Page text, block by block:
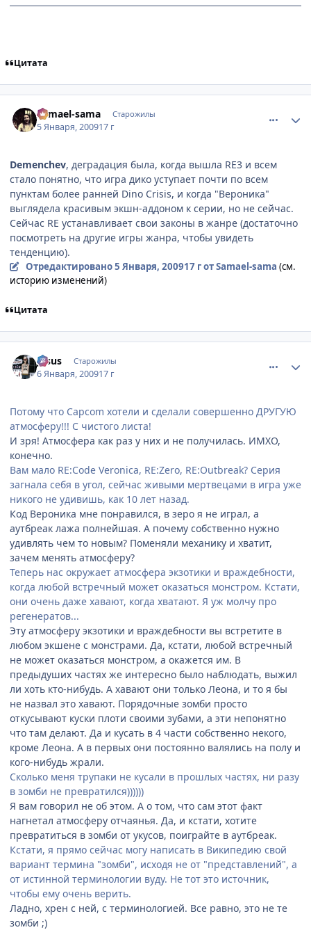
Цитата
Samael-sama Старожилы
5 Января, 200917 г
Demenchev, деградация была, когда вышла RE3 и всем
стало понятно, что игра дико уступает почти по всем
пунктам более ранней Dino Crisis, и когда "Вероника"
выглядела красивым экшн-аддоном к серии, но не сейчас.
Сейчас RE устанавливает свои законы в жанре (достаточно
посмотреть на другие игры жанра, чтобы увидеть
тенденцию).
Отредактировано5 Января, 200917 гот Samael-sama (см.
историю изменений)
Цитата
Jesus Старожилы
6 Января, 200917 г
Потому что Capcom хотели и сделали совершенно ДРУГУЮ
атмосферу!!! С чистого листа!
И зря! Атмосфера как раз у них и не получилась. ИМХО,
конечно.
Вам мало RE:Code Veronica, RE:Zero, RE:Outbreak? Серия
загнала себя в угол, сейчас живыми мертвецами в игра уже
никого не удивишь, как 10 лет назад.
Код Вероника мне понравился, в зеро я не играл, а
аутбреак лажа полнейшая. А почему собственно нужно
удивлять чем то новым? Поменяли механику и хватит,
зачем менять атмосферу?
Теперь нас окружает атмосфера экзотики и враждебности,
когда любой встречный может оказаться монстром. Кстати,
они очень даже хавают, когда хватают. Я уж молчу про
регенератов...
Эту атмосферу экзотики и враждебности вы встретите в
любом экшене с монстрами. Да, кстати, любой встречный
не может оказаться монстром, а окажется им. В
предыдуших частях же интересно было наблюдать, выжил
ли хоть кто-нибудь. А хавают они только Леона, и то я бы
не назвал это хавают. Порядочные зомби просто
откусывают куски плоти своими зубами, а эти непонятно
что там делают. Да и кусать в 4 части собственно некого,
кроме Леона. А в первых они постоянно валялись на полу и
кого-нибудь жрали.
Сколько меня трупаки не кусали в прошлых частях, ни разу
в зомби не превратился))))))
Я вам говорил не об этом. А о том, что сам этот факт
нагнетал атмосферу отчаянья. Да, и кстати, хотите
превратиться в зомби от укусов, поиграйте в аутбреак.
Кстати, я прямо сейчас могу написать в Википедию свой
вариант термина "зомби", исходя не от "представлений", а
от истинной терминологии вуду. Не тот это источник,
чтобы ему очень верить.
Ладно, хрен с ней, с терминологией. Все равно, это не те
зомби ;)